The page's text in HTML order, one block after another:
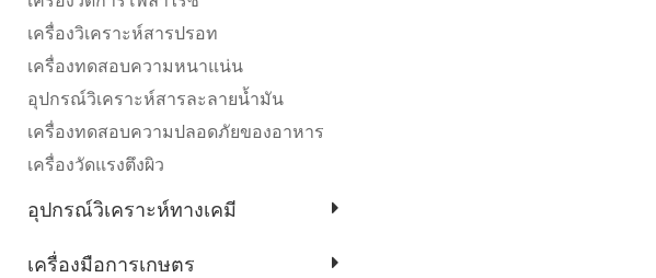
เครื่องวิเคราะห์สารปรอท
เครื่องทดสอบความหนาแน่น
อุปกรณ์วิเคราะห์สารละลายน้ำมัน
เครื่องทดสอบความปลอดภัยของอาหาร
เครื่องวัดแรงตึงผิว
อุปกรณ์วิเคราะห์ทางเคมี
เครื่องมือการเกษตร